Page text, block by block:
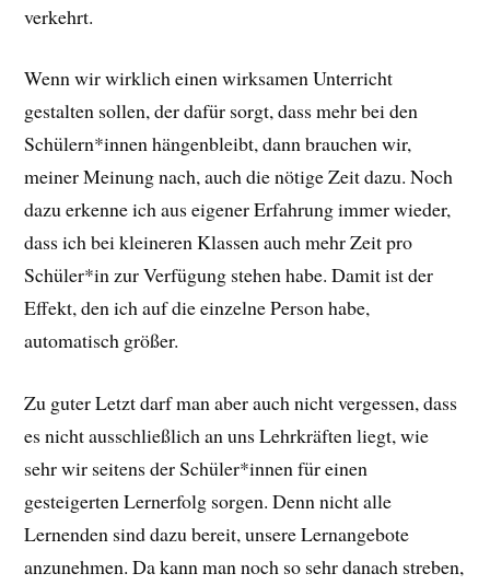
verkehrt.
Wenn wir wirklich einen wirksamen Unterricht
gestalten sollen, der dafür sorgt, dass mehr bei den
Schülern*innen hängenbleibt, dann brauchen wir,
meiner Meinung nach, auch die nötige Zeit dazu. Noch
dazu erkenne ich aus eigener Erfahrung immer wieder,
dass ich bei kleineren Klassen auch mehr Zeit pro
Schüler*in zur Verfügung stehen habe. Damit ist der
Effekt, den ich auf die einzelne Person habe,
automatisch größer.
Zu guter Letzt darf man aber auch nicht vergessen, dass
es nicht ausschließlich an uns Lehrkräften liegt, wie
sehr wir seitens der Schüler*innen für einen
gesteigerten Lernerfolg sorgen. Denn nicht alle
Lernenden sind dazu bereit, unsere Lernangebote
anzunehmen. Da kann man noch so sehr danach streben,